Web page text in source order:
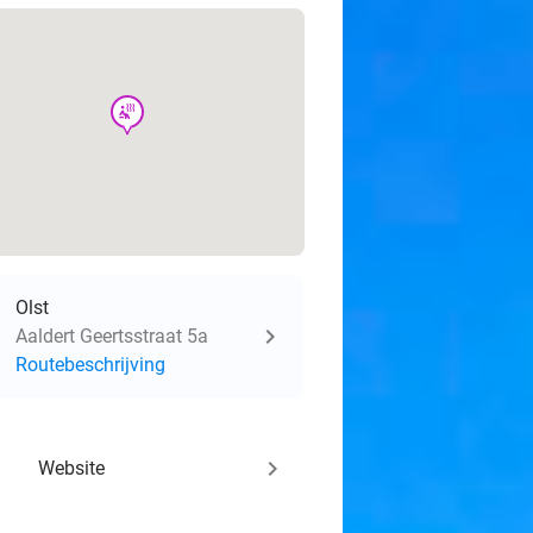
wellness
Olst
Aaldert Geertsstraat 5a
Routebeschrijving
Website keyboard_arrow_right